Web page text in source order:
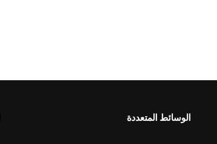
الوسائط المتعددة